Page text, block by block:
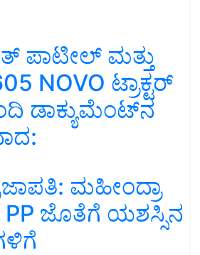
ಪಾಟೀಲ್ ಮತ್ತು
NOVO ಟ್ರಾಕ್ಟರ್
ಡಾಕ್ಯುಮೆಂಟ್‌ನ
ಮಹೀಂದ್ರಾ
PP ಜೊತೆಗೆ ಯಶಸ್ಸಿನ